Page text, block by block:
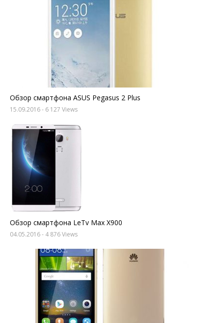
Обзор смартфона ASUS Pegasus 2 Plus
15.09.2016- 6 127 Views
Обзор смартфона LeTv Max X900
04.05.2016- 4 876 Views